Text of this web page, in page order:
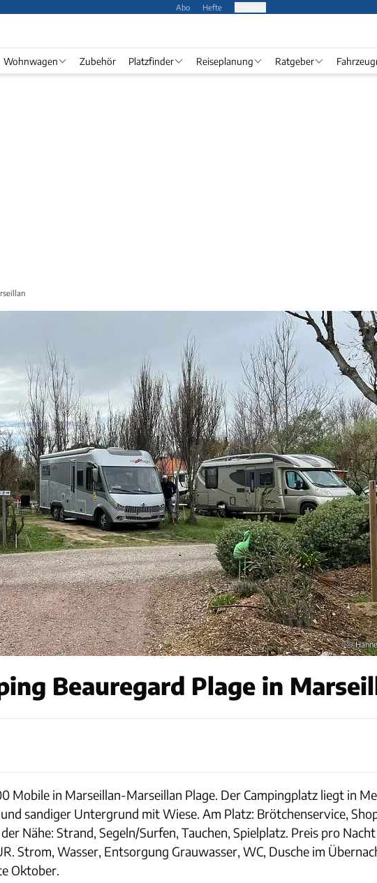
Abo Hefte
Wohnwagen Zubehör Platzfinder Reiseplanung Ratgeber
©
Beauregard Plage in
Mobile in Marseillan-Marseillan Plage. Der Campingplatz liegt in
sandiger Untergrund mit Wiese. Am Platz: Brötchenservice,
Nähe: Strand, Segeln/Surfen, Tauchen, Spielplatz. Preis pro
Strom, Wasser, Entsorgung Grauwasser, WC, Dusche im
Oktober.